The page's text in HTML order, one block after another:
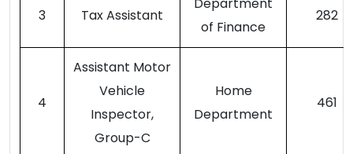
3 Tax Assistant
Department
of Finance
282
4
Assistant Motor
Vehicle
Inspector,
Group-C
Home
Department
461